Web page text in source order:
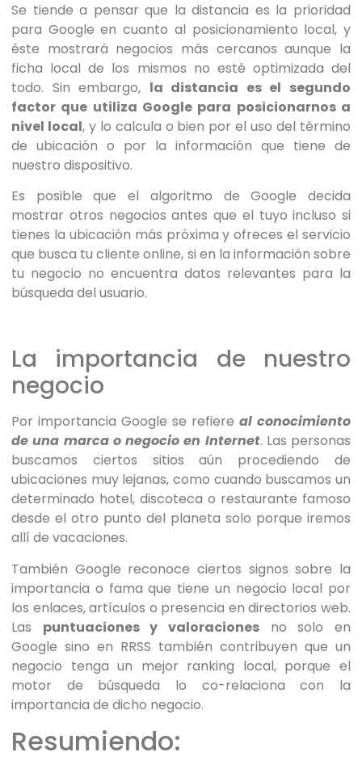
Se tiende a pensar que la distancia es la prioridad
para Google en cuanto al posicionamiento local, y
éste mostrará negocios más cercanos aunque la
ficha local de los mismos no esté optimizada del
todo. Sin embargo, la distancia es el segundo
factor que utiliza Google para posicionarnos a
nivel local, y lo calcula o bien por el uso del término
de ubicación o por la información que tiene de
nuestro dispositivo.
Es posible que el algoritmo de Google decida
mostrar otros negocios antes que el tuyo incluso si
tienes la ubicación más próxima y ofreces el servicio
que busca tu cliente online, si en la información sobre
tu negocio no encuentra datos relevantes para la
búsqueda del usuario.
La importancia de nuestro
negocio
Por importancia Google se refiere al conocimiento
de una marca o negocio en Internet. Las personas
buscamos ciertos sitios aún procediendo de
ubicaciones muy lejanas, como cuando buscamos un
determinado hotel, discoteca o restaurante famoso
desde el otro punto del planeta solo porque iremos
allí de vacaciones.
También Google reconoce ciertos signos sobre la
importancia o fama que tiene un negocio local por
los enlaces, artículos o presencia en directorios web.
Las puntuaciones y valoraciones no solo en
Google sino en RRSS también contribuyen que un
negocio tenga un mejor ranking local, porque el
motor de búsqueda lo co-relaciona con la
importancia de dicho negocio.
Resumiendo: